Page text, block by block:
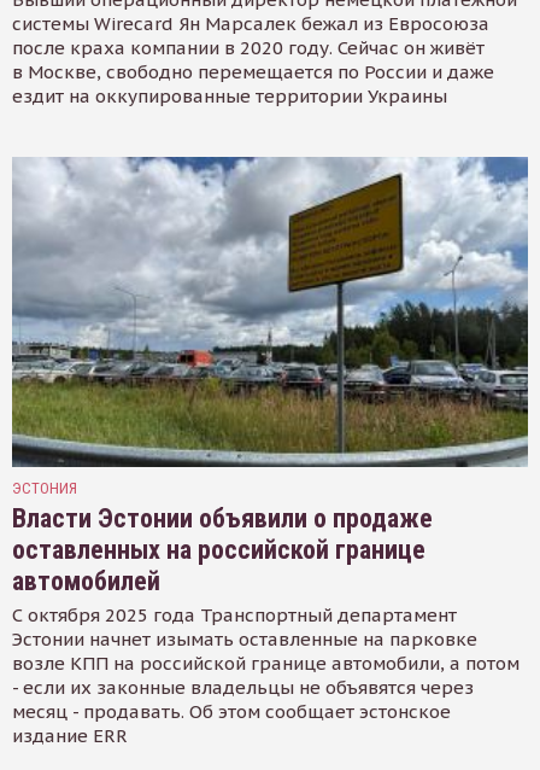
системы Wirecard Ян Марсалек бежал из Евросоюза
после краха компании в 2020 году. Сейчас он живёт
в Москве, свободно перемещается по России и даже
ездит на оккупированные территории Украины
ЭСТОНИЯ
Власти Эстонии объявили о продаже
оставленных на российской границе
автомобилей
С октября 2025 года Транспортный департамент
Эстонии начнет изымать оставленные на парковке
возле КПП на российской границе автомобили, а потом
- если их законные владельцы не объявятся через
месяц - продавать. Об этом сообщает эстонское
издание ERR